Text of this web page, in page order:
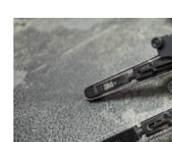
All
fields
are
required
unless
indicated
optional
First Name
Last Name